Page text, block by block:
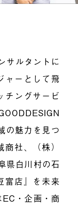
サルタントに
ャーとして飛
チングサービ
の魅力を見つ
社、（株）
県白川村の石
富店』を未来
・企画・商